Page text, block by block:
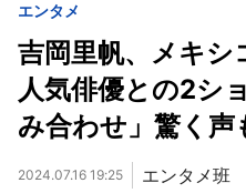
エンタメ
吉岡里帆、メキ
人気俳優との2シ
み合わせ」驚く声
2024.07.16 19:25 エンタメ班